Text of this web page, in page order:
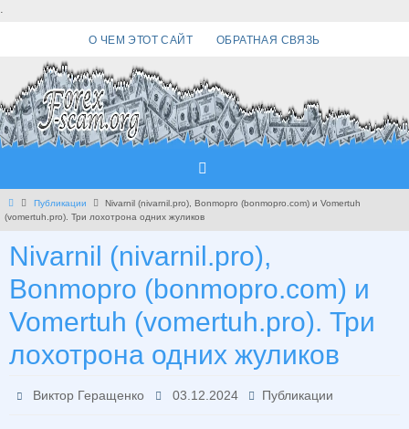
.
О ЧЕМ ЭТОТ САЙТ ОБРАТНАЯ СВЯЗЬ
Главная
Публикации
Nivarnil (nivarnil.pro), Bonmopro (bonmopro.com) и Vomertuh
(vomertuh.pro). Три лохотрона одних жуликов
Nivarnil (nivarnil.pro),
Bonmopro (bonmopro.com) и
Vomertuh (vomertuh.pro). Три
лохотрона одних жуликов
Виктор Геращенко 03.12.2024 Публикации